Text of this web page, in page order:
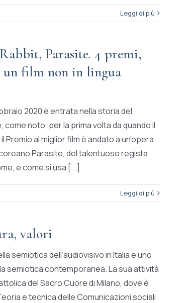
Leggi di più
Parasite. 4 premi,
film non in lingua
2020 è entrata nella storia del
noto, per la prima volta da quando il
Premio al miglior film è andato a un’opera
Parasite, del talentuoso regista
e come si usa [...]
Leggi di più
valori
semiotica dell’audiovisivo in Italia e uno
semiotica contemporanea. La sua attività
del Sacro Cuore di Milano, dove è
e tecnica delle Comunicazioni sociali